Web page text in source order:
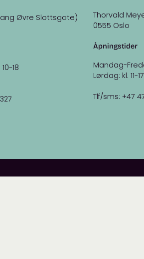
Øvre Slottsgate)
18
Thorvald
0555 Oslo
Åpningstider
Mandag-
Lørdag: kl. 11-17
Tlf/sms: +47